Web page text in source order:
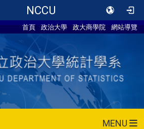
NCCU
首頁 政治大學 政大商學院 網站導覽
MENU